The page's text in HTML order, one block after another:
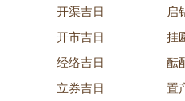
开渠吉日
启
开市吉日
挂
经络吉日
酝
立券吉日
置